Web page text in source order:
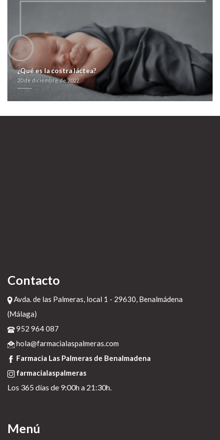
metocarbamol generico 500mg
20 de diciembre de 2022
¿Qué es la costra láctea?
20 de diciembre de 2022
Contacto
Avda. de las Palmeras, local 1 - 29630, Benalmádena
(Málaga)
952 964 087
hola@farmacialaspalmeras.com
Farmacia Las Palmeras de Benalmadena
farmacialaspalmeras
Los 365 días de 9:00h a 21:30h.
Menú